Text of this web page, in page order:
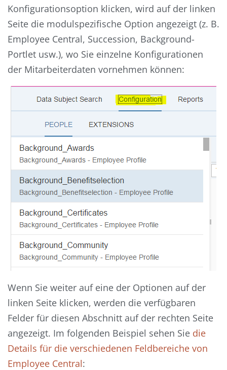
Konfigurationsoption klicken, wird auf der linken
Seite die modulspezifische Option angezeigt (z. B.
Employee Central, Succession, Background-
Portlet usw.), wo Sie einzelne Konfigurationen
der Mitarbeiterdaten vornehmen können:
Wenn Sie weiter auf eine der Optionen auf der
linken Seite klicken, werden die verfügbaren
Felder für diesen Abschnitt auf der rechten Seite
angezeigt. Im folgenden Beispiel sehen Sie die
Details für die verschiedenen Feldbereiche von
Employee Central: